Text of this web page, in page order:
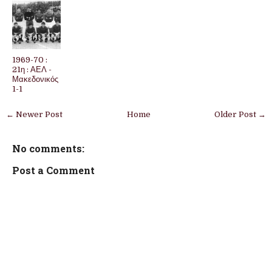
1969-70 :
21η : ΑΕΛ -
Μακεδονικός
1-1
← Newer Post Older Post →
Home
No comments:
Post a Comment